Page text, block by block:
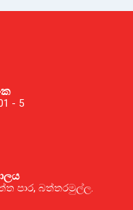
- 5
පාර, බත්තරමුල්ල.